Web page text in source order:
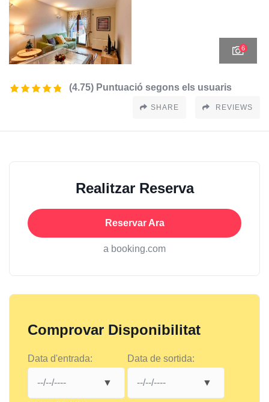
6
(4.75) Puntuació segons els usuaris
SHARE REVIEWS
Realitzar Reserva
Reservar Ara
a booking.com
Comprovar Disponibilitat
Data d'entrada: Data de sortida: